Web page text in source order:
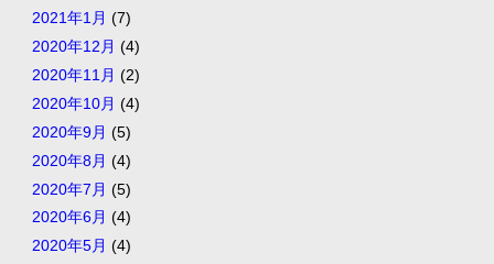
2021年1月 (7)
2020年12月 (4)
2020年11月 (2)
2020年10月 (4)
2020年9月 (5)
2020年8月 (4)
2020年7月 (5)
2020年6月 (4)
2020年5月 (4)